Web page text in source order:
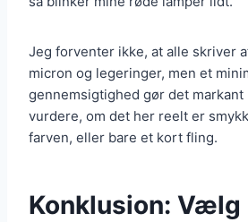
Jeg forventer ikke, at alle skriver
micron og legeringer, men et
gennemsigtighed gør det
vurdere, om det her reelt er
farven, eller bare et kort fling.
Konklusion: Vælg